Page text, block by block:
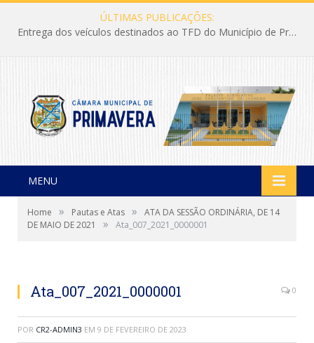
ÚLTIMAS PUBLICAÇÕES:
Entrega dos veículos destinados ao TFD do Município de Primavera
MENU
Home » Pautas e Atas »
ATA DA SESSÃO ORDINÁRIA, DE 14
DE MAIO DE 2021
» Ata_007_2021_0000001
Ata_007_2021_0000001 0
POR CR2-ADMIN3 EM 9 DE FEVEREIRO DE 2023